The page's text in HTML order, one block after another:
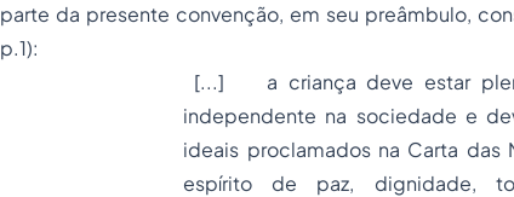
parte da presente convenção, em seu preâmbulo,
p.1):
[...] a criança deve estar
independente na sociedade e
ideais proclamados na Carta das
espírito de paz, dignidade,